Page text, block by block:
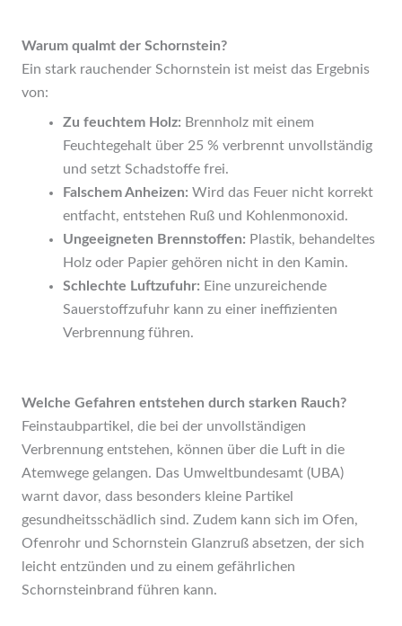
Warum qualmt der Schornstein?
Ein stark rauchender Schornstein ist meist das Ergebnis
von:
Zu feuchtem Holz: Brennholz mit einem
Feuchtegehalt über 25 % verbrennt unvollständig
und setzt Schadstoffe frei.
Falschem Anheizen: Wird das Feuer nicht korrekt
entfacht, entstehen Ruß und Kohlenmonoxid.
Ungeeigneten Brennstoffen: Plastik, behandeltes
Holz oder Papier gehören nicht in den Kamin.
Schlechte Luftzufuhr: Eine unzureichende
Sauerstoffzufuhr kann zu einer ineffizienten
Verbrennung führen.
Welche Gefahren entstehen durch starken Rauch?
Feinstaubpartikel, die bei der unvollständigen
Verbrennung entstehen, können über die Luft in die
Atemwege gelangen. Das Umweltbundesamt (UBA)
warnt davor, dass besonders kleine Partikel
gesundheitsschädlich sind. Zudem kann sich im Ofen,
Ofenrohr und Schornstein Glanzruß absetzen, der sich
leicht entzünden und zu einem gefährlichen
Schornsteinbrand führen kann.